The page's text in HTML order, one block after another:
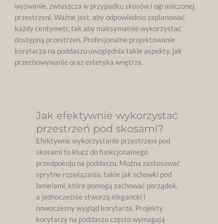
wyzwanie, zwłaszcza w przypadku skosów i ograniczonej
przestrzeni. Ważne jest, aby odpowiednio zaplanować
każdy centymetr, tak aby maksymalnie wykorzystać
dostępną przestrzeń. Profesjonalne projektowanie
korytarza na poddaszu uwzględnia takie aspekty, jak
przechowywanie oraz estetyka wnętrza.
Jak efektywnie wykorzystać
przestrzeń pod skosami?
Efektywne wykorzystanie przestrzeni pod
skosami to klucz do funkcjonalnego
przedpokoju na poddaszu. Można zastosować
sprytne rozwiązania, takie jak schowki pod
lamelami, które pomogą zachować porządek,
a jednocześnie stworzą elegancki i
nowoczesny wygląd korytarza. Projekty
korytarzy na poddaszu często wymagają